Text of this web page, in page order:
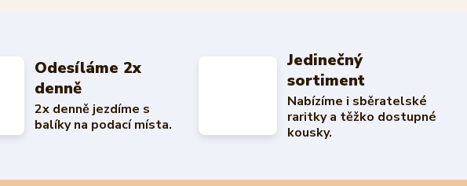
Odesíláme 2x
denně
2x denně jezdíme s
balíky na podací místa.
Jedinečný
sortiment
Nabízíme i sběratelské
raritky a těžko dostupné
kousky.